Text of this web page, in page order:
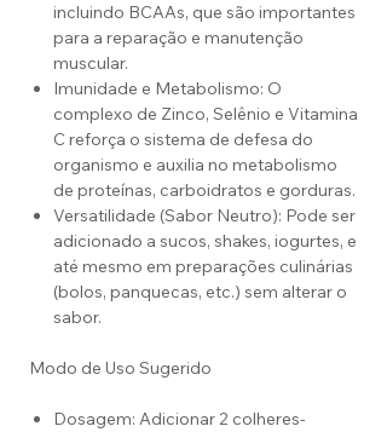
incluindo BCAAs, que são importantes
para a reparação e manutenção
muscular.
Imunidade e Metabolismo: O
complexo de Zinco, Selênio e Vitamina
C reforça o sistema de defesa do
organismo e auxilia no metabolismo
de proteínas, carboidratos e gorduras.
Versatilidade (Sabor Neutro): Pode ser
adicionado a sucos, shakes, iogurtes, e
até mesmo em preparações culinárias
(bolos, panquecas, etc.) sem alterar o
sabor.
Modo de Uso Sugerido
Dosagem: Adicionar 2 colheres-